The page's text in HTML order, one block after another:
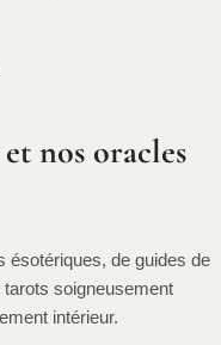
nos oracles
ésotériques, de guides de
soigneusement
intérieur.